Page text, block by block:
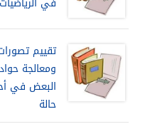
تقييم
ومعالجة
البعض في
حالة